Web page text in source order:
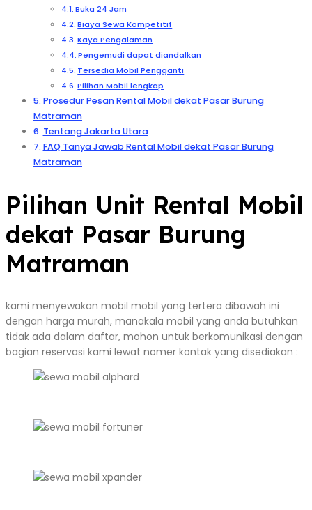
Buka 24 Jam
Biaya Sewa Kompetitif
Kaya Pengalaman
Pengemudi dapat diandalkan
Tersedia Mobil Pengganti
Pilihan Mobil lengkap
Prosedur Pesan Rental Mobil dekat Pasar Burung
Matraman
Tentang Jakarta Utara
FAQ Tanya Jawab Rental Mobil dekat Pasar Burung
Matraman
Pilihan Unit Rental Mobil
dekat Pasar Burung
Matraman
kami menyewakan mobil mobil yang tertera dibawah ini
dengan harga murah, manakala mobil yang anda butuhkan
tidak ada dalam daftar, mohon untuk berkomunikasi dengan
bagian reservasi kami lewat nomer kontak yang disediakan :